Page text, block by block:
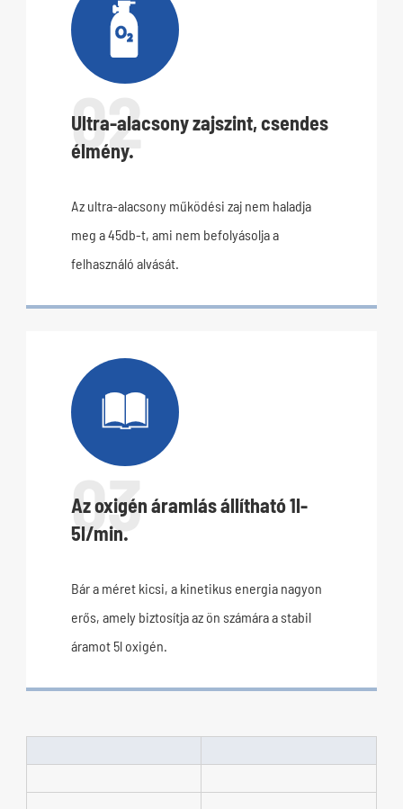

02
Ultra-alacsony zajszint, csendes
élmény.
Az ultra-alacsony működési zaj nem haladja
meg a 45db-t, ami nem befolyásolja a
felhasználó alvását.

03
Az oxigén áramlás állítható 1l-
5l/min.
Bár a méret kicsi, a kinetikus energia nagyon
erős, amely biztosítja az ön számára a stabil
áramot 5l oxigén.